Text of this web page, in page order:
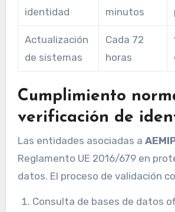
identidad
minutos
Actualización
de sistemas
Cada 72
horas
Cumplimiento
verificación de
Las entidades asociadas a
Reglamento UE 2016/679 en
datos. El proceso de validación
Consulta de bases de datos